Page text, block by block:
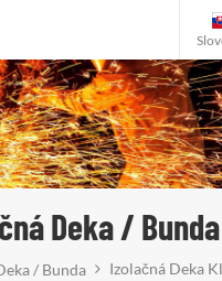
Deka / Bunda
/ Bunda
Izolačná Deka